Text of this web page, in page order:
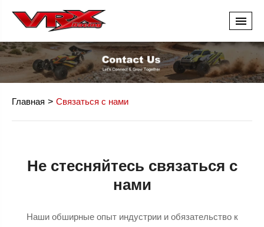
Главная Связаться с нами
Не стесняйтесь связаться с
нами
Наши обширные опыт индустрии и обязательство к